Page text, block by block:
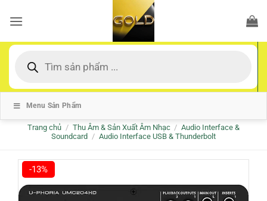
qua
dung
kiếm
Menu Sản Phẩm
Trang chủ / Thu Âm & Sản Xuất Âm Nhạc / Audio Interface &
Soundcard / Audio Interface USB & Thunderbolt
-13%